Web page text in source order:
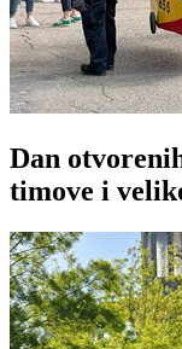
Dan
timove i